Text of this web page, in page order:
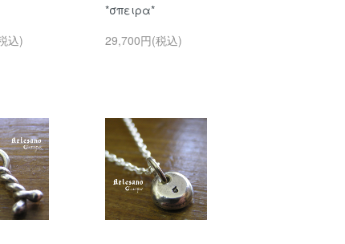
込)
*σπειρα*
29,700円(税込)